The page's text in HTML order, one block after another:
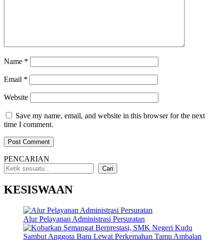
Name *
Email *
Website
Save my name, email, and website in this browser for the next
time I comment.
PENCARIAN
Cari
KESISWAAN
Alur Pelayanan Administrasi Persuratan